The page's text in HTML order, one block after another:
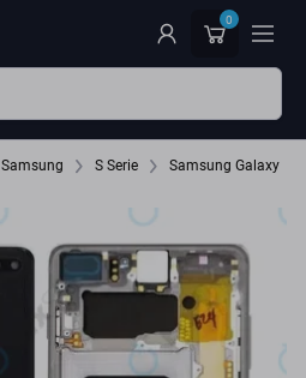
0
Samsung S Serie Samsung Galaxy